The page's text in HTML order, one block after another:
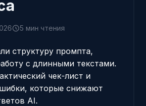
5 мин чтения
структуру промпта,
с длинными текстами.
чек-лист и
которые снижают
AI.